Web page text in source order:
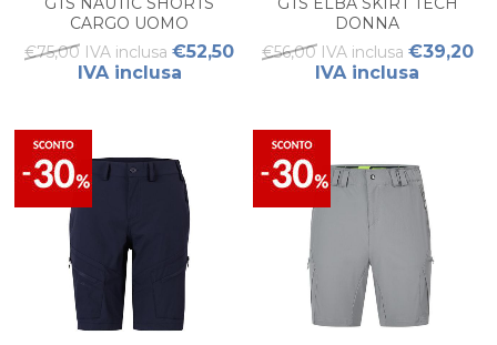
CARGO UOMO
€75,00 IVA inclusa €52,50
IVA inclusa
DONNA
€56,00 IVA inclusa €39,20
IVA inclusa